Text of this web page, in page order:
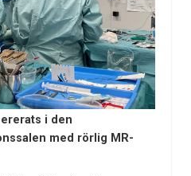
i den
med rörlig MR-